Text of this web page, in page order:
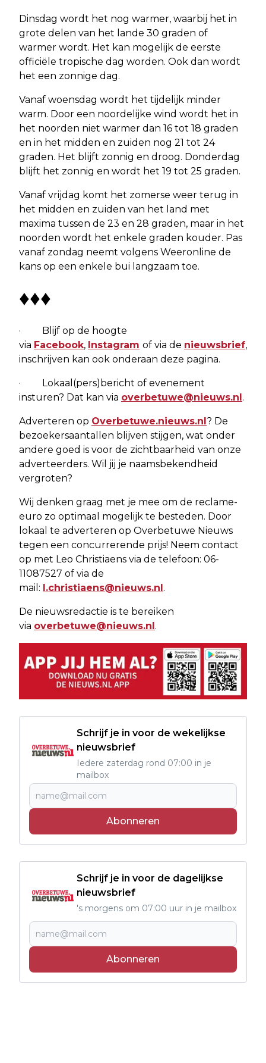
Dinsdag wordt het nog warmer, waarbij het in
grote delen van het lande 30 graden of
warmer wordt. Het kan mogelijk de eerste
officiële tropische dag worden. Ook dan wordt
het een zonnige dag.
Vanaf woensdag wordt het tijdelijk minder
warm. Door een noordelijke wind wordt het in
het noorden niet warmer dan 16 tot 18 graden
en in het midden en zuiden nog 21 tot 24
graden. Het blijft zonnig en droog. Donderdag
blijft het zonnig en wordt het 19 tot 25 graden.
Vanaf vrijdag komt het zomerse weer terug in
het midden en zuiden van het land met
maxima tussen de 23 en 28 graden, maar in het
noorden wordt het enkele graden kouder. Pas
vanaf zondag neemt volgens Weeronline de
kans op een enkele bui langzaam toe.
♦♦♦
· Blijf op de hoogte
via Facebook, Instagram of via de nieuwsbrief,
inschrijven kan ook onderaan deze pagina.
· Lokaal(pers)bericht of evenement
insturen? Dat kan via overbetuwe@nieuws.nl .
Adverteren op Overbetuwe.nieuws.nl ? De
bezoekersaantallen blijven stijgen, wat onder
andere goed is voor de zichtbaarheid van onze
adverteerders. Wil jij je naamsbekendheid
vergroten?
Wij denken graag met je mee om de reclame-
euro zo optimaal mogelijk te besteden. Door
lokaal te adverteren op Overbetuwe Nieuws
tegen een concurrerende prijs! Neem contact
op met Leo Christiaens via de telefoon: 06-
11087527 of via de
mail: l.christiaens@nieuws.nl .
De nieuwsredactie is te bereiken
via overbetuwe@nieuws.nl .
Schrijf je in voor de wekelijkse
nieuwsbrief
Iedere zaterdag rond 07:00 in je
mailbox
Abonneren
Schrijf je in voor de dagelijkse
nieuwsbrief
's morgens om 07:00 uur in je mailbox
Abonneren